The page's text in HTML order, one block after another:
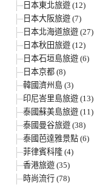
日本東北旅遊 (12)
日本大阪旅遊 (7)
日本北海道旅遊 (27)
日本秋田旅遊 (12)
日本石垣島旅遊 (6)
日本京都 (8)
韓國濟州島 (3)
印尼峇里島旅遊 (13)
泰國蘇美島旅遊 (11)
泰國曼谷旅遊 (38)
泰國芭達雅景點 (6)
菲律賓科隆 (4)
香港旅遊 (35)
時尚流行 (78)